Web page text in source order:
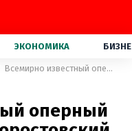
ЭКОНОМИКА
Всемирно известный оперный певец Дмитрий Хворостовский не умер (Исправлено)
оперный